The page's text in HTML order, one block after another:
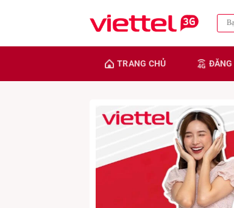
TRANG CHỦ ĐĂNG